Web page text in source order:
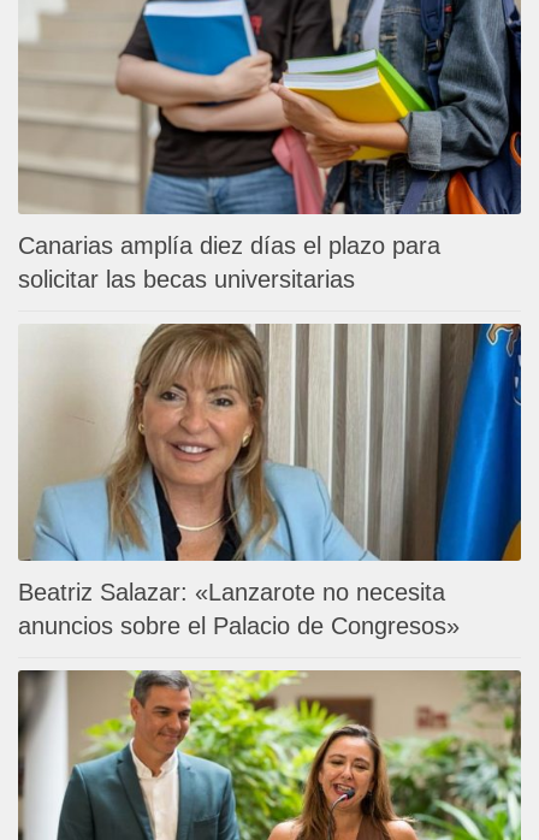
Canarias amplía diez días el plazo para
solicitar las becas universitarias
Beatriz Salazar: «Lanzarote no necesita
anuncios sobre el Palacio de Congresos»